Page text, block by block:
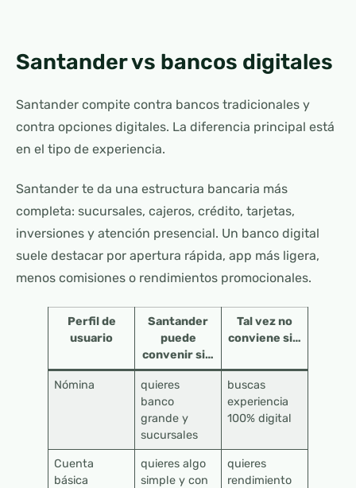
Santander vs bancos digitales
Santander compite contra bancos tradicionales y
contra opciones digitales. La diferencia principal está
en el tipo de experiencia.
Santander te da una estructura bancaria más
completa: sucursales, cajeros, crédito, tarjetas,
inversiones y atención presencial. Un banco digital
suele destacar por apertura rápida, app más ligera,
menos comisiones o rendimientos promocionales.
Perfil de
usuario
Santander
puede
convenir si…
Tal vez no
conviene si…
Nómina
quieres
banco
grande y
sucursales
buscas
experiencia
100% digital
Cuenta
básica
quieres algo
simple y con
quieres
rendimiento